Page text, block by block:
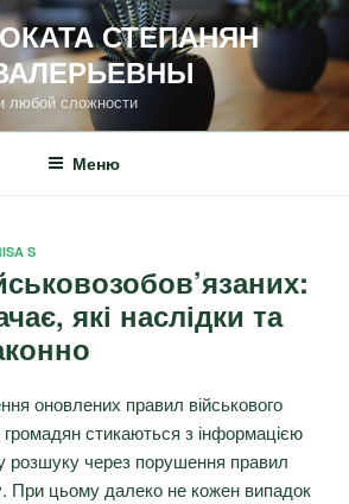
СТЕПАНЯН
любой сложности
Меню
S
які наслідки та
оновлених правил військового
стикаються з інформацією
розшуку через порушення правил
При цьому далеко не кожен випадок